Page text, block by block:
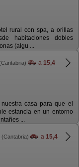
rural con spa, a orillas
habitaciones dobles
(algu ...
a 15,4
casa para que el
estancia en un entorno
...
(Cantabria) a 15,4